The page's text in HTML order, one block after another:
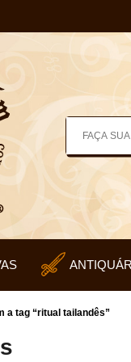
a tag “ritual tailandês”